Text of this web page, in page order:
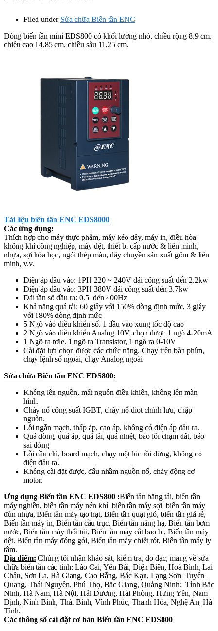
Filed under Sửa chữa Biến tần ENC
Dòng biến tần mini EDS800 có khối lượng nhỏ, chiều rộng 8,9 cm,
chiều cao 14,85 cm, chiều sâu 11,25 cm.
Tài liệu biến tần ENC EDS8000
Các ứng dụng:
Thích hợp cho máy thực phẩm, máy kéo dây, máy in, điều hòa
không khí công nghiệp, máy dệt, thiết bị cấp nước & liên minh,
nhựa, sợi hóa học, ngói thép màu, dây chuyền sản xuất gốm & liên
minh, v.v.
Điện áp đầu vào: 1PH 220 ~ 240V dải công suất đến 2.2kw
Điện áp đầu vào: 3PH 380V dải công suất đến 3.7kw
Dải tần số đầu ra: 0.5 đến 400Hz
Khả năng quá tải: 60 giây với 150% dòng định mức, 3 giây
với 180% dòng định mức
5 Ngõ vào điều khiển số. 1 đầu vào xung tốc độ cao
2 Ngõ vào điều khiển Analog 10V, chọn được 1 ngõ 4-20mA
1 Ngõ ra rơle. 1 ngõ ra Transistor, 1 ngõ ra 0-10V
Cài đặt lựa chọn được các chức năng. Chạy trên bàn phím,
chạy lệnh số ngoài, chạy Analog ngoài
Sửa chữa Biến tần ENC EDS800:
Không lên nguồn, mất nguồn điều khiển, không lên màn
hình.
Cháy nổ công suất IGBT, cháy nổ diot chỉnh lưu, chập
nguồn.
Lỗi ngắn mạch, thấp áp, cao áp, không có điện áp đầu ra.
Quá dòng, quá áp, quá tải, quá nhiệt, báo lỗi chạm đất, báo
sai dòng
Lỗi cầu chì, board mạch, chạy một lúc rồi dừng, không có
điện đầu ra.
Không cài đặt được, đấu nhầm nguồn nổ, cháy động cơ
motor.
Ứng dụng Biến tần ENC EDS800 :Biến tần băng tải, biến tần
máy nghiền, biến tần máy nén khí, biến tần máy sợi, biến tần máy
đùn nhựa, Biến tần máy tạo hạt, Biến tần quạt gió, biến tần giá rẻ,
Biến tần máy in, Biến tần cầu trục, Biến tần nâng hạ, Biến tần bơm
nước, Biến tần máy thổi túi, Biến tần máy cắt bao bì, Biến tần máy
dệt. Biến tần máy đóng gói, Biến tần máy chiết rót, Biến tần máy ly
tâm.
Địa điểm: Chúng tôi nhận khảo sát, kiểm tra, đo đạc, mang về sửa
chữa biến tần các tỉnh: Lào Cai, Yên Bái, Điện Biên, Hoà Bình, Lai
Châu, Sơn La, Hà Giang, Cao Bằng, Bắc Kạn, Lạng Sơn, Tuyên
Quang, Thái Nguyên, Phú Thọ, Bắc Giang, Quảng Ninh; Tỉnh Bắc
Ninh, Hà Nam, Hà Nội, Hải Dương, Hải Phòng, Hưng Yên, Nam
Định, Ninh Bình, Thái Bình, Vĩnh Phúc, Thanh Hóa, Nghệ An, Hà
Tĩnh.
Các thông số cài đặt cơ bản Biến tần ENC EDS800